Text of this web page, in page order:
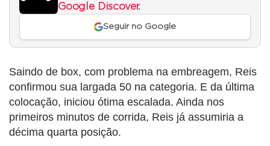
Google Discover.
Seguir no Google
Saindo de box, com problema na embreagem, Reis
confirmou sua largada 50 na categoria. E da última
colocação, iniciou ótima escalada. Ainda nos
primeiros minutos de corrida, Reis já assumiria a
décima quarta posição.